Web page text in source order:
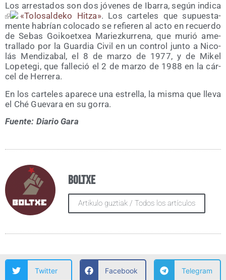
Los arres­ta­dos son dos jóve­nes de Iba­rra, según indi­ca
«Tolo­sal­de­ko Hitza». Los car­te­les que supues­ta­
men­te habrían colo­ca­do se refie­ren al acto en recuer­do
de Sebas Goi­koetxea Mariez­ku­rre­na, que murió ame­
tra­lla­do por la Guar­dia Civil en un con­trol jun­to a Nico­
lás Men­di­za­bal, el 8 de mar­zo de 1977, y de Mikel
Lope­te­gi, que falle­ció el 2 de mar­zo de 1988 en la cár­
cel de Herrera.
En los car­te­les apa­re­ce una estre­lla, la mis­ma que lle­va
el Ché Gue­va­ra en su gorra.
Fuen­te: Dia­rio Gara
Boltxe
Artikulo guztiak / Todos los artículos
Twitter Facebook Telegram